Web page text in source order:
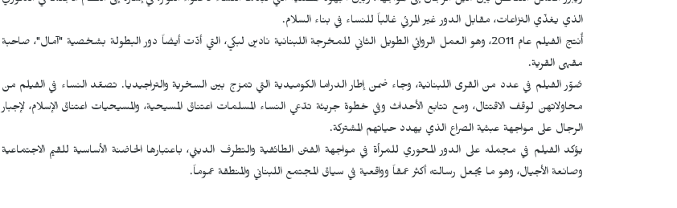
الذي يغذّي النزاعات، مقابل الدور غير المرئي غالباً للنساء في بناء السلام.
أُنتج الفيلم عام 2011، وهو العمل الروائي الطويل الثاني للمخرجة اللبنانية نادين لبكي، التي أدّت أيضاً دور البطولة بشخصية "آمال"، صاحبة
مقهى القرية.
صُوّر الفيلم في عدد من القرى اللبنانية، وجاء ضمن إطار الدراما الكوميدية التي تمزج بين السخرية والتراجيديا. تصعّد النساء في الفيلم من
محاولاتهن لوقف الاقتتال، ومع تتابع الأحداث وفي خطوة جريئة تدّعي النساء المسلمات اعتناق المسيحية، والمسيحيات اعتناق الإسلام، لإجبار
الرجال على مواجهة عبثية الصراع الذي يهدد حياتهم المشتركة.
يؤكد الفيلم في مجمله على الدور المحوري للمرأة في مواجهة الفتن الطائفية والتطرف الديني، باعتبارها الحاضنة الأساسية للقيم الاجتماعية
وصانعة الأجيال، وهو ما يجعل رسالته أكثر عمقاً وواقعية في سياق المجتمع اللبناني والمنطقة عموماً.